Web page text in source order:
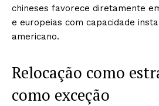
chineses favorece diretamente
e europeias com capacidade
americano.
Relocação como
como exceção